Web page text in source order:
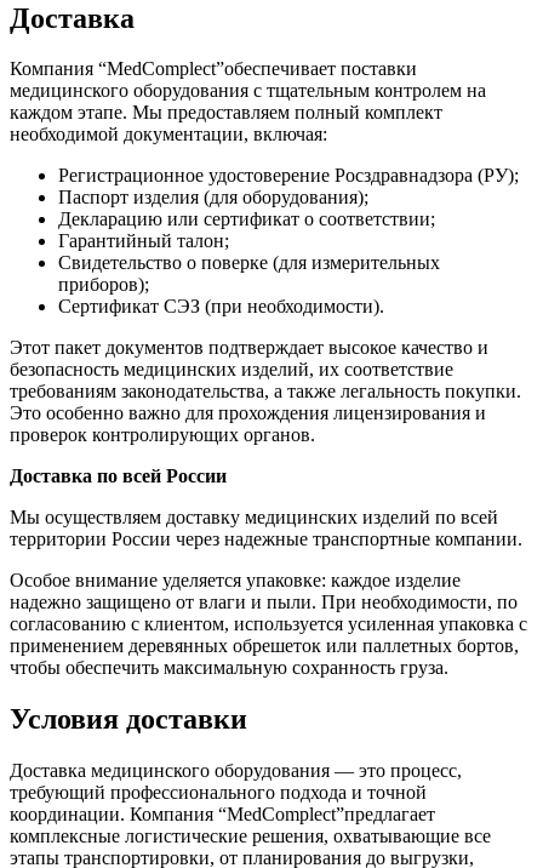
Доставка
Компания “MedComplect”обеспечивает поставки
медицинского оборудования с тщательным контролем на
каждом этапе. Мы предоставляем полный комплект
необходимой документации, включая:
Регистрационное удостоверение Росздравнадзора (РУ);
Паспорт изделия (для оборудования);
Декларацию или сертификат о соответствии;
Гарантийный талон;
Свидетельство о поверке (для измерительных
приборов);
Сертификат СЭЗ (при необходимости).
Этот пакет документов подтверждает высокое качество и
безопасность медицинских изделий, их соответствие
требованиям законодательства, а также легальность покупки.
Это особенно важно для прохождения лицензирования и
проверок контролирующих органов.
Доставка по всей России
Мы осуществляем доставку медицинских изделий по всей
территории России через надежные транспортные компании.
Особое внимание уделяется упаковке: каждое изделие
надежно защищено от влаги и пыли. При необходимости, по
согласованию с клиентом, используется усиленная упаковка с
применением деревянных обрешеток или паллетных бортов,
чтобы обеспечить максимальную сохранность груза.
Условия доставки
Доставка медицинского оборудования — это процесс,
требующий профессионального подхода и точной
координации. Компания “MedComplect”предлагает
комплексные логистические решения, охватывающие все
этапы транспортировки, от планирования до выгрузки,